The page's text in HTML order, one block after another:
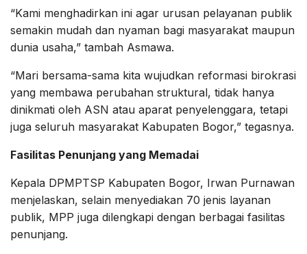
“Kami menghadirkan ini agar urusan pelayanan publik
semakin mudah dan nyaman bagi masyarakat maupun
dunia usaha,” tambah Asmawa.
“Mari bersama-sama kita wujudkan reformasi birokrasi
yang membawa perubahan struktural, tidak hanya
dinikmati oleh ASN atau aparat penyelenggara, tetapi
juga seluruh masyarakat Kabupaten Bogor,” tegasnya.
Fasilitas Penunjang yang Memadai
Kepala DPMPTSP Kabupaten Bogor, Irwan Purnawan
menjelaskan, selain menyediakan 70 jenis layanan
publik, MPP juga dilengkapi dengan berbagai fasilitas
penunjang.